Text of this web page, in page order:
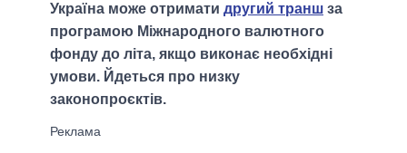
Україна може отримати другий транш за
програмою Міжнародного валютного
фонду до літа, якщо виконає необхідні
умови. Йдеться про низку
законопроєктів.